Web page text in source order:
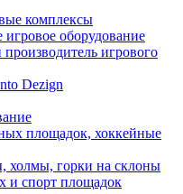
комплексы
оборудование
игрового
Dezign
площадок, хоккейные
холмы, горки на склоны
и спорт площадок